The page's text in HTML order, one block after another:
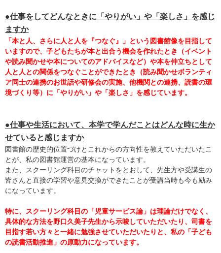
●仕事をしてどんなときに「やりがい」や「楽しさ」を感じ
ますか
「本と人、さらに人と人を『つなぐ』」という図書館像を目指して
いますので、子どもたちが本と出合う機会を作れたとき（イベント
や読み聞かせや本についてのアドバイスなど）や本を仲立ちとして
人と人との関係をつなぐことができたとき（読み聞かせボランティ
ア同士の連携のお世話や研修会の実施、他機関との連携、読書の環
境づくり等）に「やりがい」や「楽しさ」を感じています。
●仕事や生活において、本学で学んだことはどんな時に生か
せていると感じますか
図書館の歴史的位置づけとこれからの方向性を教えていただいたこ
とが、私の図書館運営の基本になっています。
また、スクーリング科目のチャットをとおして、先生方や受講生の
皆さんと直接の学習や意見交換ができたことが受講当時も今も励み
になっています。
特に、スクーリング科目の「児童サービス論」は理論だけでなく、
具体的な方法を野口久美子先生から示唆していただいたり、司書を
目指す若い方々と一緒に勉強させていただいたりと、私の「子ども
の読書活動推進」の原動力になっています。